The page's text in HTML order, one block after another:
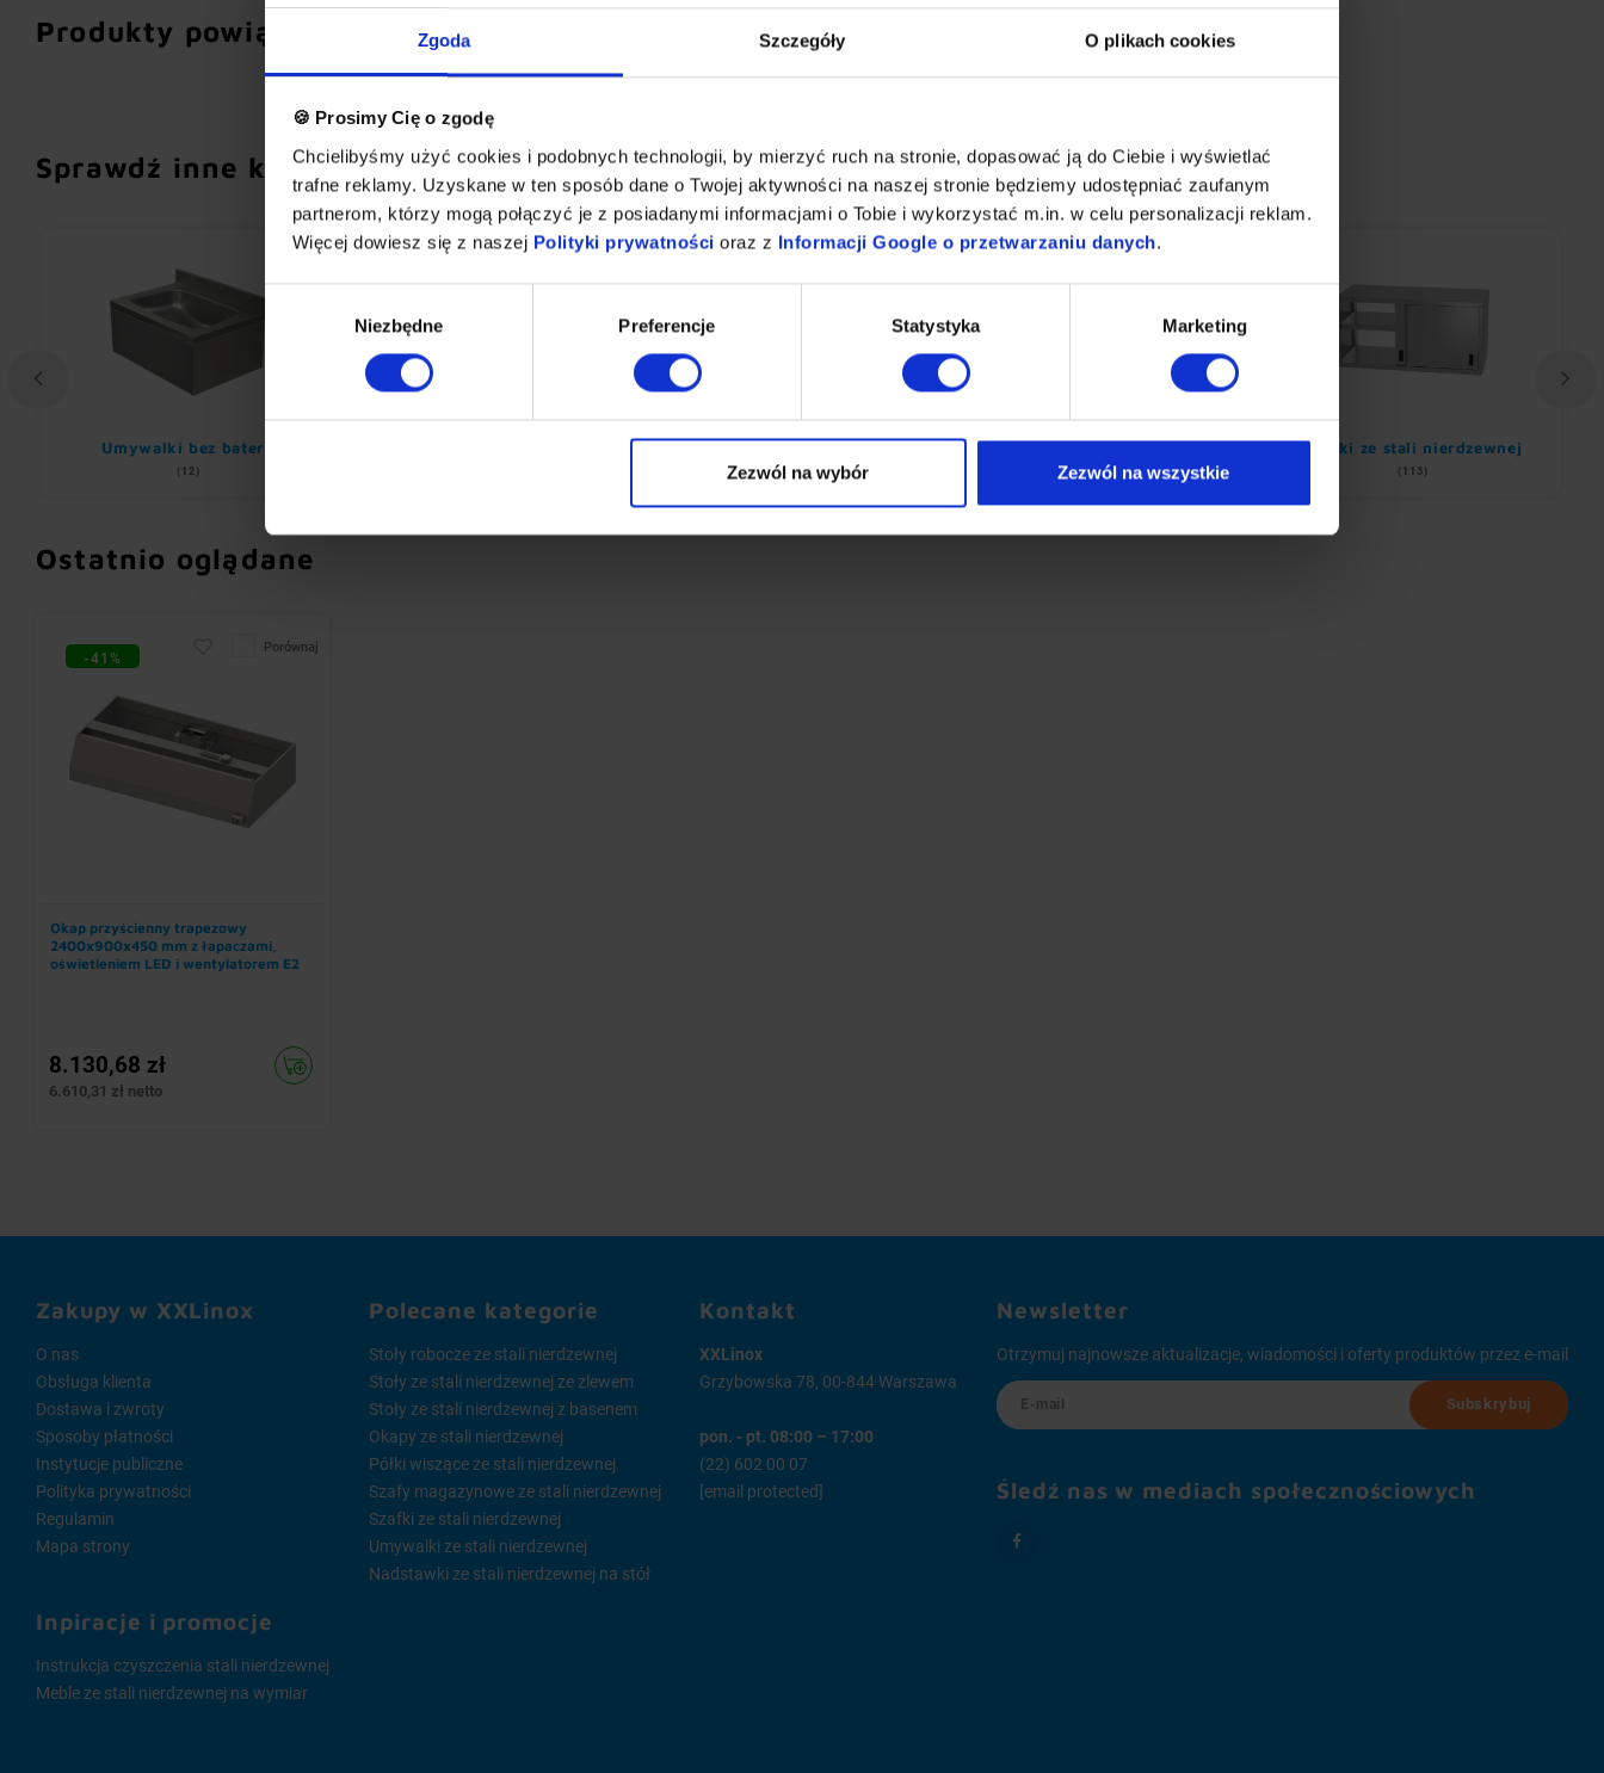
Zgoda Szczegóły O plikach cookies
🍪 Prosimy Cię o zgodę
Chcielibyśmy użyć cookies i podobnych technologii, by mierzyć ruch na stronie, dopasować ją do Ciebie i wyświetlać
trafne reklamy. Uzyskane w ten sposób dane o Twojej aktywności na naszej stronie będziemy udostępniać zaufanym
partnerom, którzy mogą połączyć je z posiadanymi informacjami o Tobie i wykorzystać m.in. w celu personalizacji reklam.
Więcej dowiesz się z naszej Polityki prywatności oraz z Informacji Google o przetwarzaniu danych.
Wybór
Niezbędne Preferencje Statystyka Marketing
Zezwól na wybór Zezwól na wszystkie
Produkty powiązane
Sprawdź inne kategorie
Umywalki bez baterii
(12) (6) (1082)
Szafki ze stali nierdzewnej
(113)
Ostatnio oglądane
-41%
Porównaj
Okap przyścienny trapezowy
2400x900x450 mm z łapaczami,
oświetleniem LED i wentylatorem E2
8.130,68 zł
6.610,31 zł netto
Zakupy w XXLinox
O nas
Obsługa klienta
Dostawa i zwroty
Sposoby płatności
Instytucje publiczne
Polityka prywatności
Regulamin
Mapa strony
Inpiracje i promocje
Instrukcja czyszczenia stali nierdzewnej
Meble ze stali nierdzewnej na wymiar
Polecane kategorie
Stoły robocze ze stali nierdzewnej
Stoły ze stali nierdzewnej ze zlewem
Stoły ze stali nierdzewnej z basenem
Okapy ze stali nierdzewnej
Półki wiszące ze stali nierdzewnej
Szafy magazynowe ze stali nierdzewnej
Szafki ze stali nierdzewnej
Umywalki ze stali nierdzewnej
Nadstawki ze stali nierdzewnej na stół
Kontakt
XXLinox
Grzybowska 78, 00-844 Warszawa
pon. - pt. 08:00 – 17:00
(22) 602 00 07
[email protected]
Newsletter
Otrzymuj najnowsze aktualizacje, wiadomości i oferty produktów przez e-mail
Subskrybuj
Śledź nas w mediach społecznościowych